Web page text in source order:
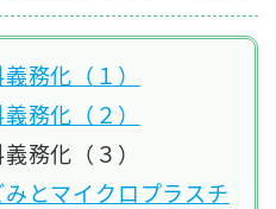
務化（１）
務化（２）
務化（３）
とマイクロプラスチ